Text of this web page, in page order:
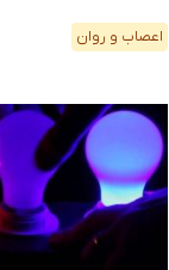
اعصاب و روان